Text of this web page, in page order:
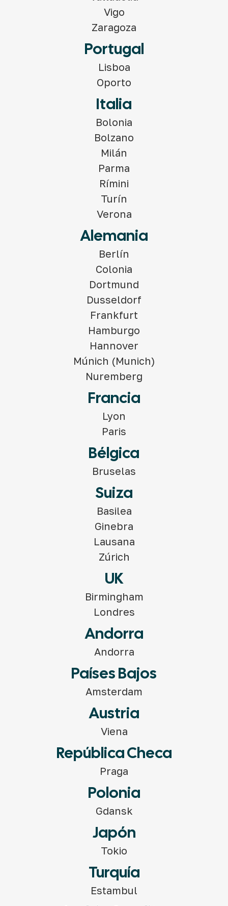
Vigo
Zaragoza
Portugal
Lisboa
Oporto
Italia
Bolonia
Bolzano
Milán
Parma
Rímini
Turín
Verona
Alemania
Berlín
Colonia
Dortmund
Dusseldorf
Frankfurt
Hamburgo
Hannover
Múnich (Munich)
Nuremberg
Francia
Lyon
Paris
Bélgica
Bruselas
Suiza
Basilea
Ginebra
Lausana
Zúrich
UK
Birmingham
Londres
Andorra
Andorra
Países Bajos
Amsterdam
Austria
Viena
República Checa
Praga
Polonia
Gdansk
Japón
Tokio
Turquía
Estambul